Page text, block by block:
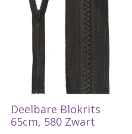
Deelbare Blokrits
65cm, 580 Zwart